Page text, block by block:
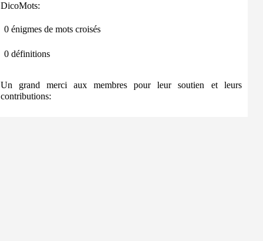
DicoMots:
0 énigmes de mots croisés
0 définitions
Un grand merci aux membres pour leur soutien et leurs
contributions: